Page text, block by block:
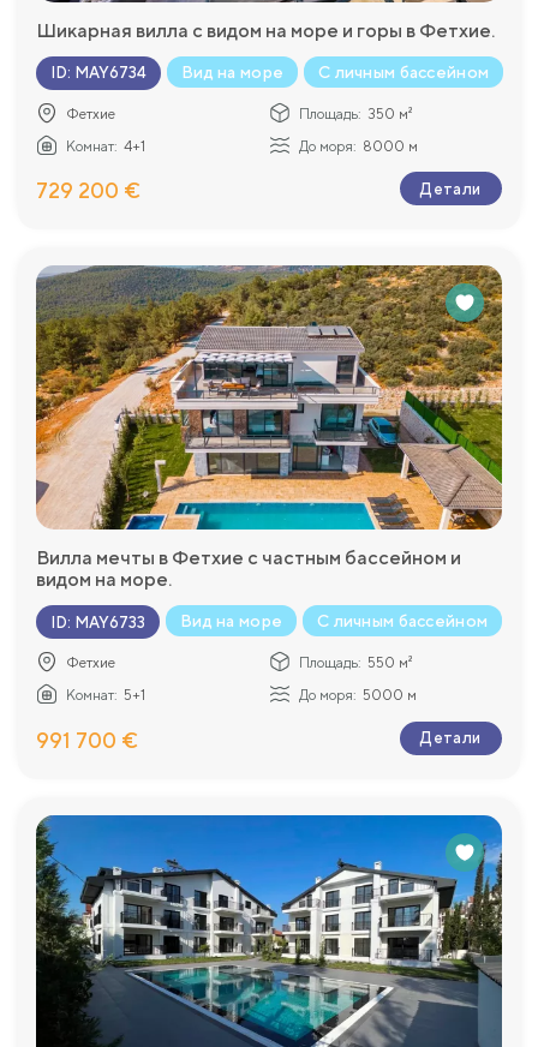
Шикарная вилла с видом на море и горы в Фетхие.
ID: MAY6734 Вид на море С личным бассейном
Фетхие Площадь: 350 м²
Комнат: 4+1 До моря: 8000 м
729 200 € Детали
Вилла мечты в Фетхие с частным бассейном и
видом на море.
ID: MAY6733 Вид на море С личным бассейном
Фетхие Площадь: 550 м²
Комнат: 5+1 До моря: 5000 м
991 700 € Детали